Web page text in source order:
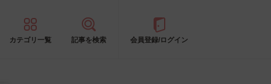
カテゴリ一覧 記事を検索 会員登録/ログイン